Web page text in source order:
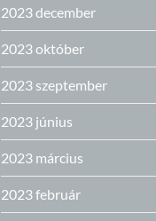
2023 december
2023 október
2023 szeptember
2023 június
2023 március
2023 február